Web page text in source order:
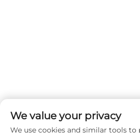
We value your privacy
We use cookies and similar tools to